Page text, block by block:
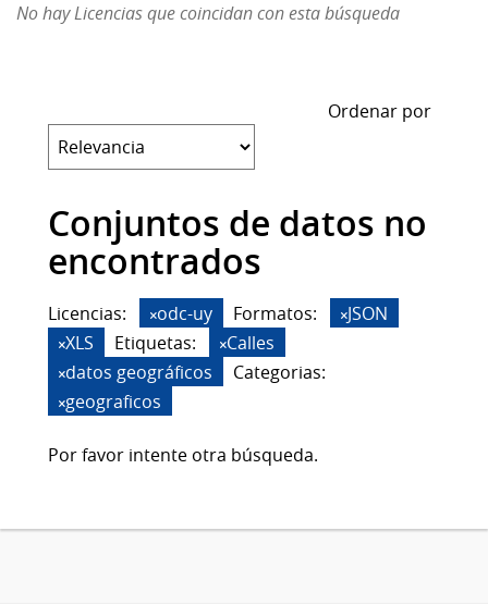
No hay Licencias que coincidan con esta búsqueda
Ordenar por
Conjuntos de datos no
encontrados
Licencias: odc-uy Formatos:
JSON
XLS
Etiquetas:
Calles
datos geográficos
Categorias:
geograficos
Por favor intente otra búsqueda.